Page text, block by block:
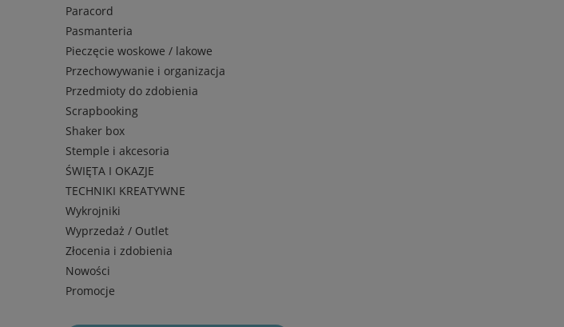
Paracord
Pasmanteria
Pieczęcie woskowe / lakowe
Przechowywanie i organizacja
Przedmioty do zdobienia
Scrapbooking
Shaker box
Stemple i akcesoria
ŚWIĘTA I OKAZJE
TECHNIKI KREATYWNE
Wykrojniki
Wyprzedaż / Outlet
Złocenia i zdobienia
Nowości
Promocje